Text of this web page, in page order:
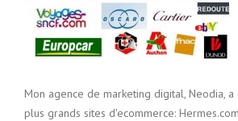
Mon agence de marketing digital, Neodia,
plus grands sites d'ecommerce: